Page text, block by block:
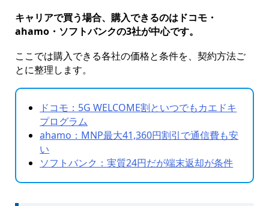
キャリアで買う場合、購入できるのはドコモ・
ahamo・ソフトバンクの3社が中心です。
ここでは購入できる各社の価格と条件を、契約方法ご
とに整理します。
ドコモ：5G WELCOME割といつでもカエドキ
プログラム
ahamo：MNP最大41,360円割引で通信費も安
い
ソフトバンク：実質24円だが端末返却が条件